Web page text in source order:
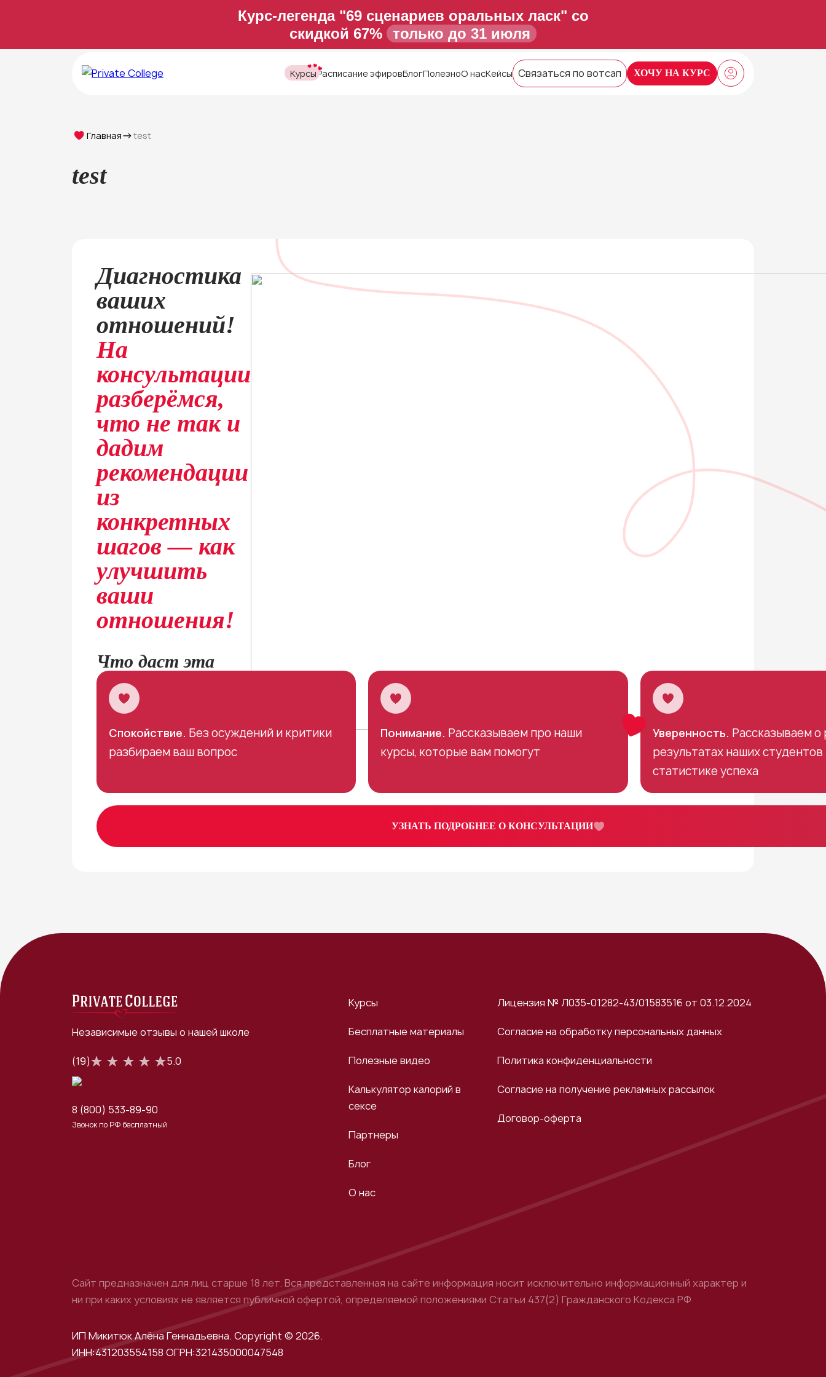
Курс-легенда "69 сценариев оральных ласк" со
скидкой 67%
только до 31 июля
Курсы Расписание эфировБлогПолезноО насКейсы Связаться по вотсап ХОЧУ НА КУРС
Главная test
test
Диагностика
ваших
отношений!
На
консультации
разберёмся,
что не так и
дадим
рекомендации
из
конкретных
шагов — как
улучшить
ваши
отношения!
Что даст эта
консультация:
Спокойствие. Без осуждений и критики
разбираем ваш вопрос
Понимание. Рассказываем про наши
курсы, которые вам помогут
Уверенность. Рассказываем о
результатах наших студентов
статистике успеха
УЗНАТЬ ПОДРОБНЕЕ О КОНСУЛЬТАЦИИ
Независимые отзывы о нашей школе
(19) 5.0
8 (800) 533-89-90
Звонок по РФ бесплатный
Курсы
Бесплатные материалы
Полезные видео
Калькулятор калорий в
сексе
Партнеры
Блог
О нас
Лицензия № Л035-01282-43/01583516 от 03.12.2024
Согласие на обработку персональных данных
Политика конфиденциальности
Согласие на получение рекламных рассылок
Договор-оферта
Сайт предназначен для лиц старше 18 лет. Вся представленная на сайте информация носит исключительно информационный характер и
ни при каких условиях не является публичной офертой, определяемой положениями Статьи 437(2) Гражданского Кодекса РФ
ИП Микитюк Алёна Геннадьевна. Copyright © 2026.
ИНН:431203554158 ОГРН:321435000047548